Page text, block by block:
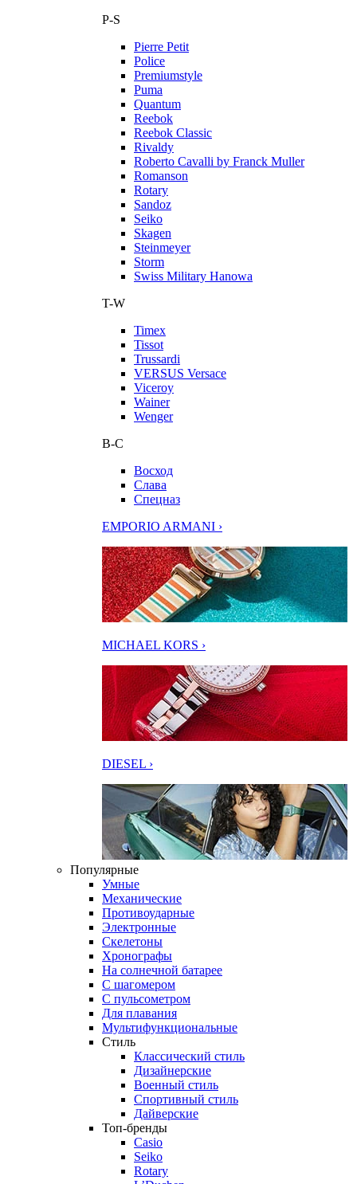
P-S
Pierre Petit
Police
Premiumstyle
Puma
Quantum
Reebok
Reebok Classic
Rivaldy
Roberto Cavalli by Franck Muller
Romanson
Rotary
Sandoz
Seiko
Skagen
Steinmeyer
Storm
Swiss Military Hanowa
T-W
Timex
Tissot
Trussardi
VERSUS Versace
Viceroy
Wainer
Wenger
В-С
Восход
Слава
Спецназ
EMPORIO ARMANI ›
MICHAEL KORS ›
DIESEL ›
Популярные
Умные
Механические
Противоударные
Электронные
Скелетоны
Хронографы
На солнечной батарее
С шагомером
С пульсометром
Для плавания
Мультифункциональные
Стиль
Классический стиль
Дизайнерские
Военный стиль
Спортивный стиль
Дайверские
Топ-бренды
Casio
Seiko
Rotary